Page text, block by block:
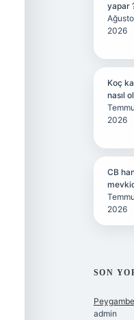
yapar
2026
Koç
nasıl
2026
CB
2026
SON
admin